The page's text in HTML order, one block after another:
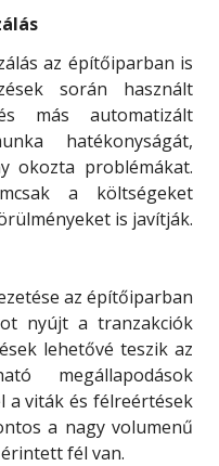
az építőiparban is
során használt
más automatizált
hatékonyságát,
okozta problémákat.
a költségeket
is javítják.
az építőiparban
nyújt a tranzakciók
lehetővé teszik az
megállapodások
a viták és félreértések
a nagy volumenű
fél van.